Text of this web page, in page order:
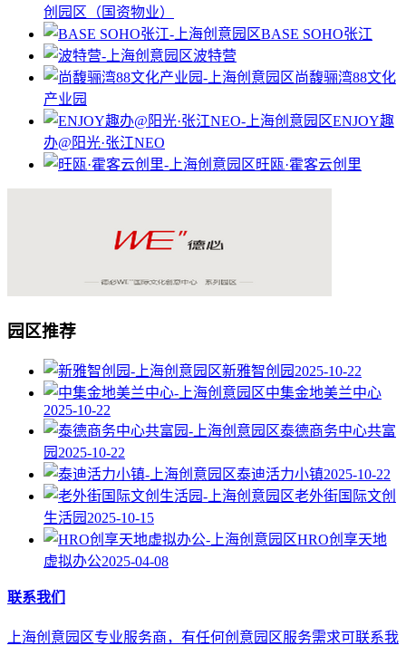
创园区（国资物业）
BASE SOHO张江
波特营
尚馥骊湾88文化
产业园
ENJOY趣
办@阳光·张江NEO
旺瓯·霍客云创里
园区推荐
新雅智创园 2025-10-22
中集金地美兰中心
2025-10-22
泰德商务中心共富
园 2025-10-22
泰迪活力小镇2025-10-22
老外街国际文创
生活园 2025-10-15
HRO创享天地
虚拟办公2025-04-08
联系我们
上海创意园区专业服务商，有任何创意园区服务需求可联系我